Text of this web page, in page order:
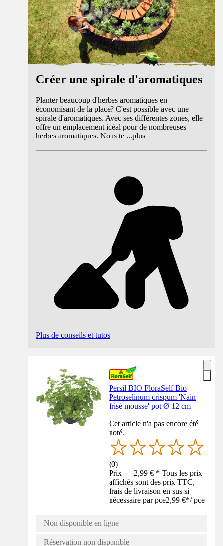
Créer une spirale d'aromatiques
Planter beaucoup d'herbes aromatiques en
économisant de la place? C'est possible avec une
spirale d'aromatiques. Avec ses différentes zones, elle
offre un emplacement idéal pour de nombreuses
herbes aromatiques. Nous te ...plus
Plus de conseils et tutos
Persil BIO FloraSelf Bio
Petroselinum crispum 'Nain
frisé mousse' pot Ø 12 cm
Cet article n'a pas encore été
noté.
(0)
Prix — 2,99 € * Tous les prix
affichés sont des prix TTC,
frais de livraison en sus si
nécessaire par pce2,99 €*/ pce
Non disponible en ligne
Réservation non disponible